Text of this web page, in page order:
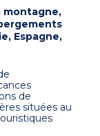
montagne,
Espagne,
de
situées au